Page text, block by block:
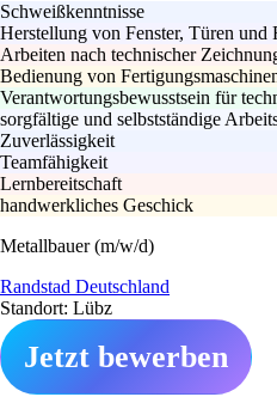
Schweißkenntnisse
Herstellung von Fenster, Türen und
Arbeiten nach technischer
Bedienung von
Verantwortungsbewusstsein für
sorgfältige und selbstständige
Zuverlässigkeit
Teamfähigkeit
Lernbereitschaft
handwerkliches Geschick
Metallbauer (m/w/d)
Randstad Deutschland
Standort: Lübz
Jetzt bewerben